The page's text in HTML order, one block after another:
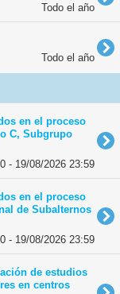
Todo el año
Todo el año
en el proceso
C, Subgrupo
- 19/08/2026 23:59
en el proceso
de Subalternos
- 19/08/2026 23:59
de estudios
en centros